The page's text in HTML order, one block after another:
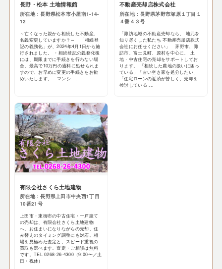
長野・松本 土地情報館
所在地：長野県松本市小屋南1-14-
12
～亡くなった親から相続した不動産、
名義変更していますか？～ 「相続登
記の義務化」が、2024年4月1日から施
行されました。 ・相続登記の義務化後
には、期限までに手続きを行わない場
合、最高で10万円の過料に処せられま
すので、お早めに変更の手続きをお勧
めいたします。 マンシ ...
不動産売却店株式会社
所在地：長野県茅野市塚原１丁目１
４番４３号
「諏訪地域の不動産売却なら、 地元を
知り尽くした私たち 不動産売却店株式
会社にお任せください」 茅野市、諏
訪市、富士見町、原村を中心に、 土
地・中古住宅の売却をサポートしてお
ります。 「相続した農地の扱いに困っ
ている」「古い空き家を処分したい」
「住宅ローンの返済が苦しく、売却を
検討している ...
有限会社さくら土地建物
所在地：長野県上田市中央西1丁目
10番21号
上田市・東御市の中古住宅・一戸建て
の売却は、有限会社さくら土地建物
へ。お住まいになりながらの売却、住
み替えのタイミング調整にも対応。相
場を見極めた査定と、スピード重視の
買取も選べます。査定・ご相談は無料
です。TEL 0268-26-4300（9:00〜／土
日・祝休）